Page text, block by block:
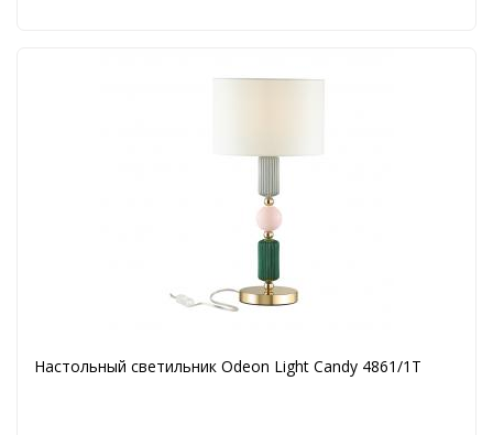
Настольный светильник Odeon Light Candy 4861/1T